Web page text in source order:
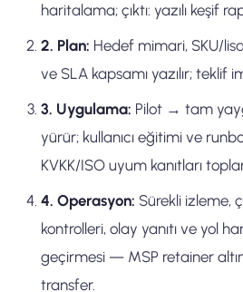
haritalama; çıktı: yazılı keşif
2. Plan: Hedef mimari, SKU/
ve SLA kapsamı yazılır; teklif
3. Uygulama: Pilot → tam
yürür; kullanıcı eğitimi ve
KVKK/ISO uyum kanıtları
4. Operasyon: Sürekli izleme,
kontrolleri, olay yanıtı ve yol
geçirmesi — MSP retainer
transfer.